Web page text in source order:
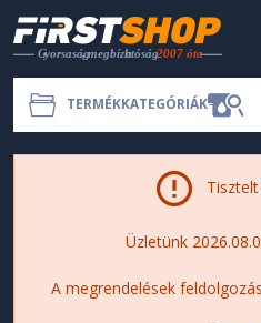
TERMÉKKATEGÓRIÁK
Üzletünk
A megrendelések